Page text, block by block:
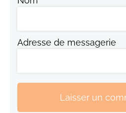
Adresse de messagerie
Laisser un